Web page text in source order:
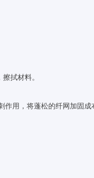
拭材料。
用，将蓬松的纤网加固成